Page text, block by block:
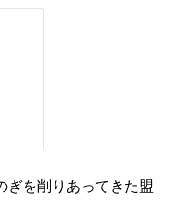
ぎを削りあってきた盟